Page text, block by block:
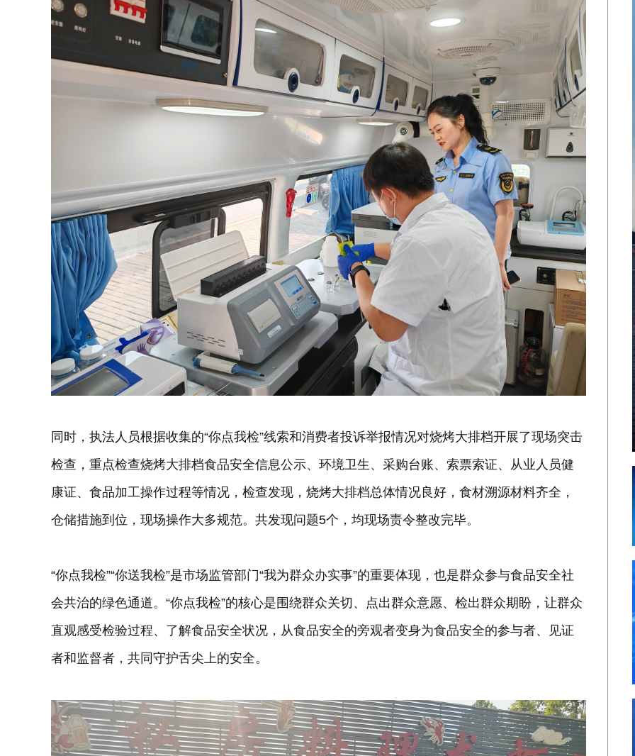
同时，执法人员根据收集的“你点我检”线索和消费者投诉举报情况对烧烤大排档开展了现场突击
检查，重点检查烧烤大排档食品安全信息公示、环境卫生、采购台账、索票索证、从业人员健
康证、食品加工操作过程等情况，检查发现，烧烤大排档总体情况良好，食材溯源材料齐全，
仓储措施到位，现场操作大多规范。共发现问题5个，均现场责令整改完毕。
“你点我检”“你送我检”是市场监管部门“我为群众办实事”的重要体现，也是群众参与食品安全社
会共治的绿色通道。“你点我检”的核心是围绕群众关切、点出群众意愿、检出群众期盼，让群众
直观感受检验过程、了解食品安全状况，从食品安全的旁观者变身为食品安全的参与者、见证
者和监督者，共同守护舌尖上的安全。